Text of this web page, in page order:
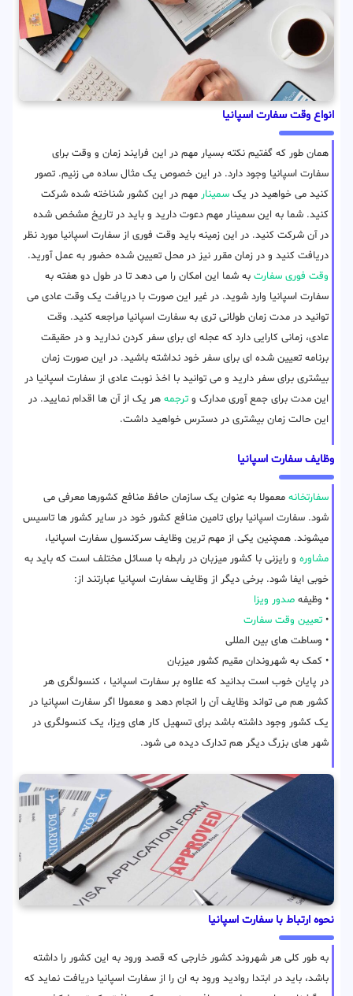
انواع وقت سفارت اسپانیا
همان طور که گفتیم نکته بسیار مهم در این فرایند زمان و وقت برای
سفارت اسپانیا وجود دارد. در این خصوص یک مثال ساده می زنیم. تصور
کنید می خواهید در یک سمینار مهم در این کشور شناخته شده شرکت
کنید. شما به این سمینار مهم دعوت دارید و باید در تاریخ مشخص شده
در آن شرکت کنید. در این زمینه باید وقت فوری از سفارت اسپانیا مورد نظر
دریافت کنید و در زمان مقرر نیز در محل تعیین شده حضور به عمل آورید.
وقت فوری سفارت به شما این امکان را می دهد تا در طول دو هفته به
سفارت اسپانیا وارد شوید. در غیر این صورت با دریافت یک وقت عادی می
توانید در مدت زمان طولانی تری به سفارت اسپانیا مراجعه کنید. وقت
عادی، زمانی کارایی دارد که عجله ای برای سفر کردن ندارید و در حقیقت
برنامه تعیین شده ای برای سفر خود نداشته باشید. در این صورت زمان
بیشتری برای سفر دارید و می توانید با اخذ نوبت عادی از سفارت اسپانیا در
این مدت برای جمع آوری مدارک و ترجمه هر یک از آن ها اقدام نمایید. در
این حالت زمان بیشتری در دسترس خواهید داشت.
وظایف سفارت اسپانیا
سفارتخانه معمولا به عنوان یک سازمان حافظ منافع کشورها معرفی می
شود. سفارت اسپانیا برای تامین منافع کشور خود در سایر کشور ها تاسیس
میشوند. همچنین یکی از مهم ترین وظایف سرکنسول سفارت اسپانیا،
مشاوره و رایزنی با کشور میزبان در رابطه با مسائل مختلف است که باید به
خوبی ایفا شود. برخی دیگر از وظایف سفارت اسپانیا عبارتند از:
• وظیفه صدور ویزا
• تعیین وقت سفارت
• وساطت های بین المللی
• کمک به شهروندان مقیم کشور میزبان
در پایان خوب است بدانید که علاوه بر سفارت اسپانیا ، کنسولگری هر
کشور هم می تواند وظایف آن را انجام دهد و معمولا اگر سفارت اسپانیا در
یک کشور وجود داشته باشد برای تسهیل کار های ویزا، یک کنسولگری در
شهر های بزرگ دیگر هم تدارک دیده می شود.
نحوه ارتباط با سفارت اسپانیا
به طور کلی هر شهروند کشور خارجی که قصد ورود به این کشور را داشته
باشد، باید در ابتدا روادید ورود به ان را از سفارت اسپانیا دریافت نماید که